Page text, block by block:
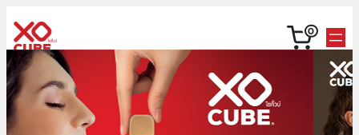
ข้าม
ไป
ยัง
เนื้อหา
0